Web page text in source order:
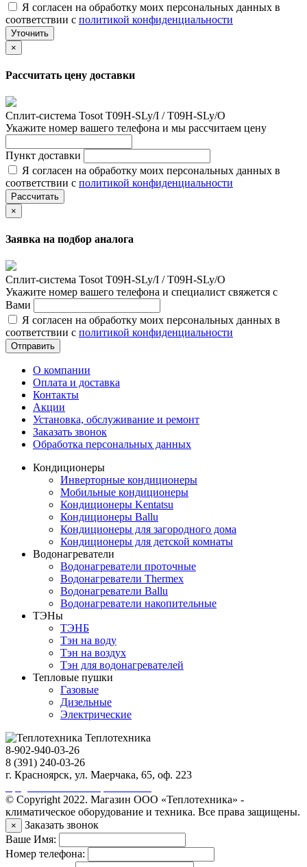
Я согласен на обработку моих персональных данных в
соответствии с политикой конфиденциальности
Уточнить
×
Рассчитать цену доставки
Сплит-система Tosot T09H-SLy/I / T09H-SLy/O
Укажите номер вашего телефона и мы рассчитаем цену
Пункт доставки
Я согласен на обработку моих персональных данных в
соответствии с политикой конфиденциальности
Рассчитать
×
Заявка на подбор аналога
Сплит-система Tosot T09H-SLy/I / T09H-SLy/O
Укажите номер вашего телефона и специалист свяжется с
Вами
Я согласен на обработку моих персональных данных в
соответствии с политикой конфиденциальности
Отправить
О компании
Оплата и доставка
Контакты
Акции
Установка, обслуживание и ремонт
Заказать звонок
Обработка персональных данных
Кондиционеры
Инверторные кондиционеры
Мобильные кондиционеры
Кондиционеры Kentatsu
Кондиционеры Ballu
Кондиционеры для загородного дома
Кондиционеры для детской комнаты
Водонагреватели
Водонагреватели проточные
Водонагреватели Thermex
Водонагреватели Ballu
Водонагреватели накопительные
ТЭНы
ТЭНБ
Тэн на воду
Тэн на воздух
Тэн для водонагревателей
Тепловые пушки
Газовые
Дизельные
Электрические
Теплотехника
8-902-940-03-26
8 (391) 240-03-26
г. Красноярск, ул. Маерчака, 65, оф. 223
© Copyright 2022. Магазин ООО «Теплотехника» -
климатическое оборудование и техника. Все права защищены.
×
Заказать звонок
Ваше Имя:
Номер телефона: